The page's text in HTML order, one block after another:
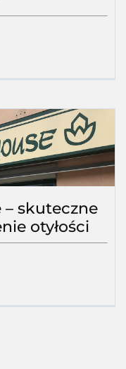
skuteczne
otyłości